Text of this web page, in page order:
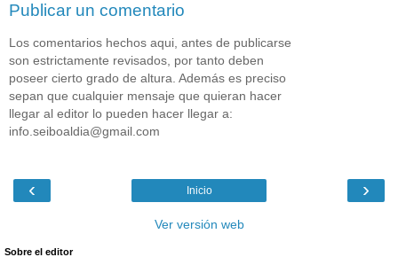
Publicar un comentario
Los comentarios hechos aqui, antes de publicarse
son estrictamente revisados, por tanto deben
poseer cierto grado de altura. Además es preciso
sepan que cualquier mensaje que quieran hacer
llegar al editor lo pueden hacer llegar a:
info.seiboaldia@gmail.com
‹ ›
Inicio
Ver versión web
Sobre el editor